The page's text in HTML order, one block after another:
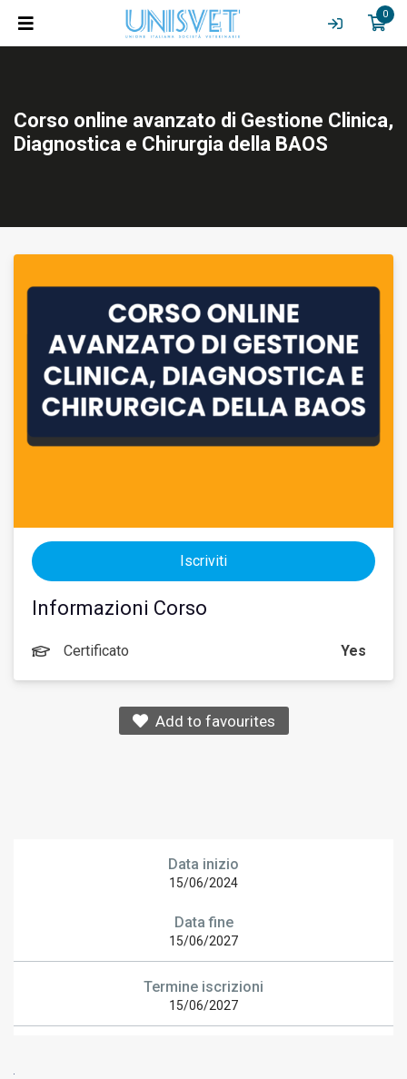
Corso online avanzato di Gestione Clinica,
Diagnostica e Chirurgia della BAOS
Data inizio
15/06/2024
Data fine
15/06/2027
Termine iscrizioni
15/06/2027
Iscriviti
Informazioni Corso
Certificato Yes
Add to favourites
0